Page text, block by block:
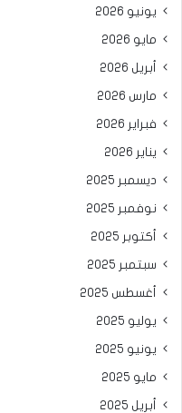
يونيو 2026
مايو 2026
أبريل 2026
مارس 2026
فبراير 2026
يناير 2026
ديسمبر 2025
نوفمبر 2025
أكتوبر 2025
سبتمبر 2025
أغسطس 2025
يوليو 2025
يونيو 2025
مايو 2025
أبريل 2025